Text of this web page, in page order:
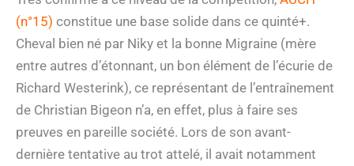
(n°15) constitue une base solide dans ce quinté+.
Cheval bien né par Niky et la bonne Migraine (mère
entre autres d’étonnant, un bon élément de l’écurie de
Richard Westerink), ce représentant de l’entraînement
de Christian Bigeon n’a, en effet, plus à faire ses
preuves en pareille société. Lors de son avant-
dernière tentative au trot attelé, il avait notamment